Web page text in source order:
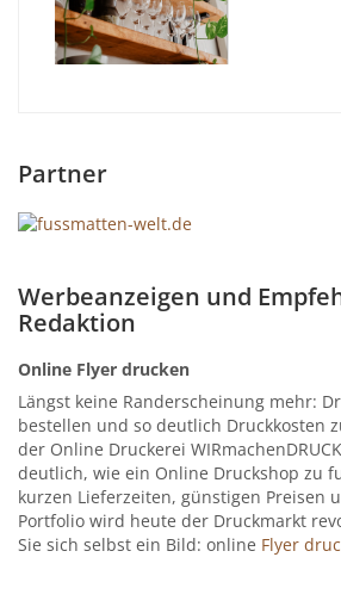
Partner
Werbeanzeigen und
Redaktion
Online Flyer drucken
Längst keine Randerscheinung mehr:
bestellen und so deutlich Druckkosten
der Online Druckerei
deutlich, wie ein Online Druckshop zu
kurzen Lieferzeiten, günstigen Preisen
Portfolio wird heute der Druckmarkt
Sie sich selbst ein Bild: online Flyer